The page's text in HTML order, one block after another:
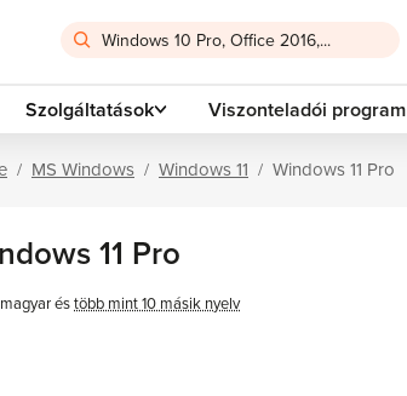
Szolgáltatások Viszonteladói program
MS Windows Windows 11 Windows 11 Pro
11 Pro
magyar éstöbb mint 10 másik nyelv